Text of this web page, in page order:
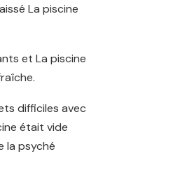
La piscine
et La piscine
difficiles avec
était vide
la psyché